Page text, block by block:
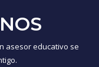
asesor educativo se